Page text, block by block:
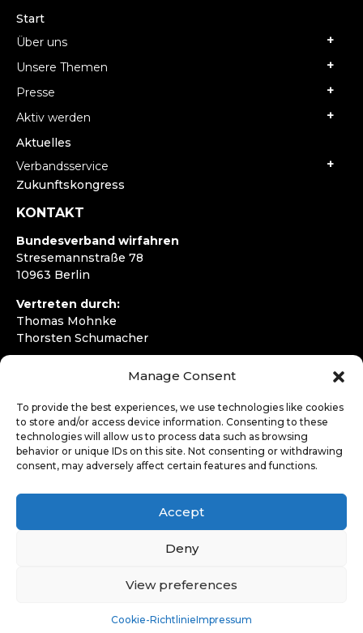
Manage Consent
To provide the best experiences, we use technologies like cookies
to store and/or access device information. Consenting to these
technologies will allow us to process data such as browsing
behavior or unique IDs on this site. Not consenting or withdrawing
consent, may adversely affect certain features and functions.
Accept
Deny
View preferences
Cookie-RichtlinieImpressum
Start
Über uns
Unsere Themen
Presse
Aktiv werden
Aktuelles
Verbandsservice
Zukunftskongress
KONTAKT
Bundesverband wirfahren
Stresemannstraße 78
10963 Berlin
Vertreten durch:
Thomas Mohnke
Thorsten Schumacher
kontakt@wirfahren.de
RECHTLICHES
Impressum
Datenschutzerklärung